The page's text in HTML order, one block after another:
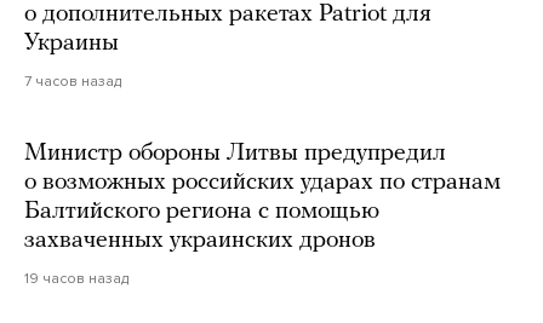
о дополнительных ракетах Patriot для
Украины
7 часов назад
Министр обороны Литвы предупредил
о возможных российских ударах по странам
Балтийского региона с помощью
захваченных украинских дронов
19 часов назад